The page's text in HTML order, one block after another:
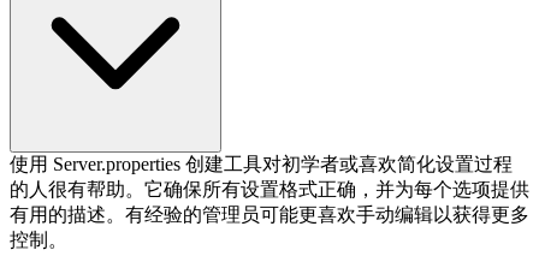
使用 Server.properties 创建工具对初学者或喜欢简化设置过程
的人很有帮助。它确保所有设置格式正确，并为每个选项提供
有用的描述。有经验的管理员可能更喜欢手动编辑以获得更多
控制。